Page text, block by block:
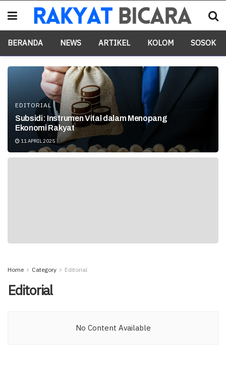
BERANDA NEWS ARTIKEL KOLOM SOSOK
EDITORIAL
Subsidi: Instrumen Vital dalam Menopang
Ekonomi Rakyat
11 APRIL 2025
Home Category Editorial
Editorial
No Content Available